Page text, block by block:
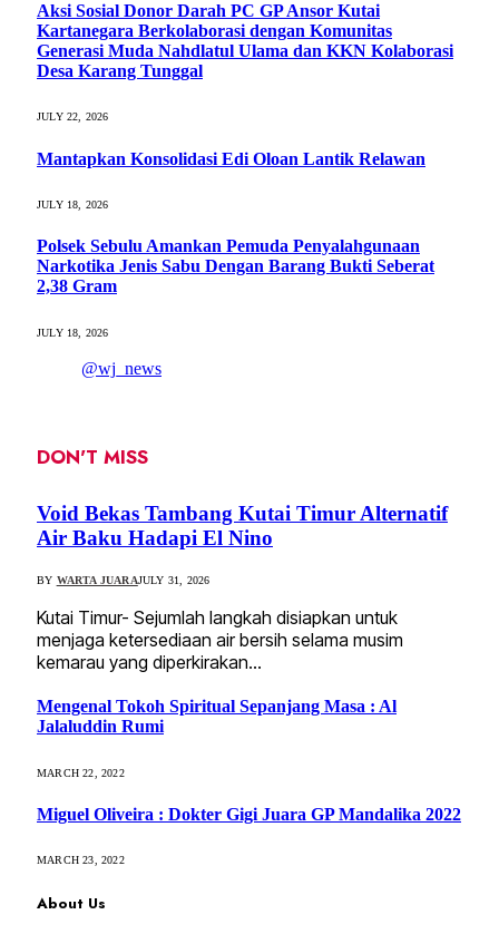
Aksi Sosial Donor Darah PC GP Ansor Kutai
Kartanegara Berkolaborasi dengan Komunitas
Generasi Muda Nahdlatul Ulama dan KKN Kolaborasi
Desa Karang Tunggal
JULY 22, 2026
Mantapkan Konsolidasi Edi Oloan Lantik Relawan
JULY 18, 2026
Polsek Sebulu Amankan Pemuda Penyalahgunaan
Narkotika Jenis Sabu Dengan Barang Bukti Seberat
2,38 Gram
JULY 18, 2026
@wj_news
DON'T MISS
Void Bekas Tambang Kutai Timur Alternatif
Air Baku Hadapi El Nino
BY WARTA JUARAJULY 31, 2026
Kutai Timur- Sejumlah langkah disiapkan untuk
menjaga ketersediaan air bersih selama musim
kemarau yang diperkirakan…
Mengenal Tokoh Spiritual Sepanjang Masa : Al
Jalaluddin Rumi
MARCH 22, 2022
Miguel Oliveira : Dokter Gigi Juara GP Mandalika 2022
MARCH 23, 2022
About Us